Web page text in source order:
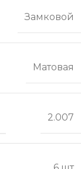
Замковой
Матовая
2.007